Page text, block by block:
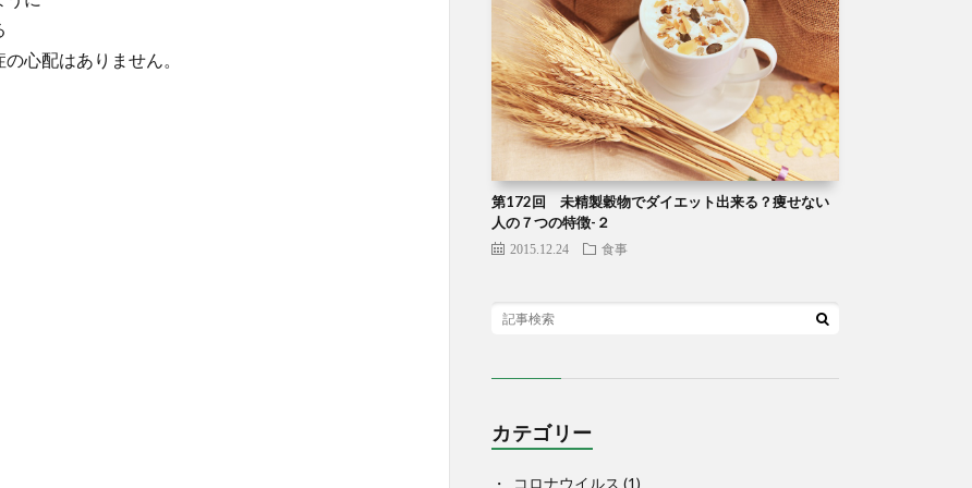
心配はありません。
第172回 未精製穀物でダイエット出来る？痩せない
人の７つの特徴-２
2015.12.24 食事
カテゴリー
コロナウイルス (1)